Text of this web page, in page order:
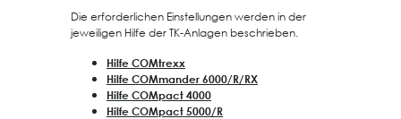
Die erforderlichen Einstellungen werden in der
jeweiligen Hilfe der TK-Anlagen beschrieben.
Hilfe COMtrexx
Hilfe COMmander 6000/R/RX
Hilfe COMpact 4000
Hilfe COMpact 5000/R